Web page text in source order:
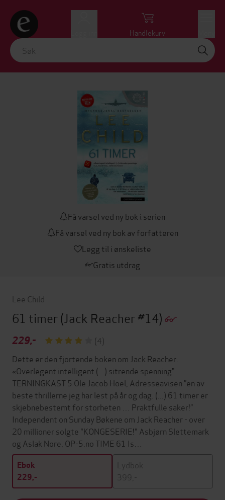
Handlekurv
Få varsel ved ny bok i serien
Få varsel ved ny bok av forfatteren
Legg til i ønskeliste
Gratis utdrag
Lee Child
61 timer(Jack Reacher #14)
229,-
(4)
Dette er den fjortende boken om Jack Reacher.
«Overlegent intelligent (...) sitrende spenning"
TERNINGKAST 5 Ole Jacob Hoel, Adresseavisen ”en av
beste thrillerne jeg har lest på år og dag. (...) 61 timer er
skjebnebestemt for storheten … Praktfulle saker!”
Independent on Sunday Bøkene om Jack Reacher - over
20 millioner solgte "KONGESERIE!" Asbjørn Slettemark
og Aslak Nore, OP-5.no TIME 61 Is…
Ebok
229,-
Lydbok
399,-